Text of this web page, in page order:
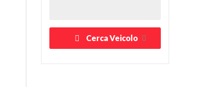
Cerca Veicolo